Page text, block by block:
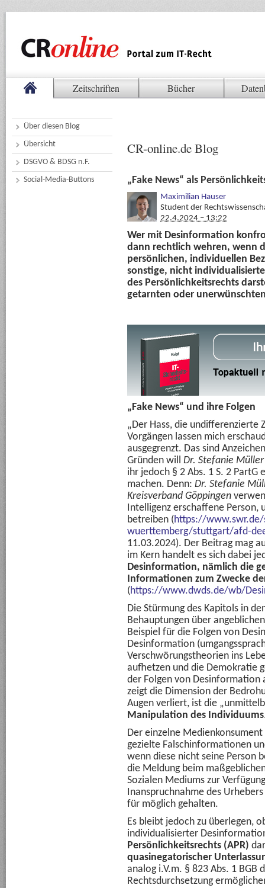
Zeitschriften Bücher
Über diesen Blog
Übersicht
DSGVO & BDSG n.F.
Social-Media-Buttons
CR-online.de Blog
„Fake News“ als
Maximilian Hauser
Student der
22.4.2024 – 13:22
Wer mit Desinformation
dann rechtlich wehren, wenn
persönlichen, individuellen
sonstige, nicht
des Persönlichkeitsrechts
getarnten oder
„Fake News“ und ihre Folgen
„Der Hass, die undifferenzierte
Vorgängen lassen mich
ausgegrenzt. Das sind
Gründen will Dr. Stefanie Müller
ihr jedoch § 2 Abs. 1 S. 2 PartG
machen. Denn: Dr. Stefanie
Kreisverband Göppingen
Intelligenz erschaffene Person,
betreiben (https://
wuerttemberg/stuttgart/afd-
11.03.2024). Der Beitrag mag
im Kern handelt es sich dabei
Desinformation, nämlich die
Informationen zum Zwecke
(https://www.dwds.de/wb/
Die Stürmung des Kapitols in
Behauptungen über
Beispiel für die Folgen von
Desinformation
Verschwörungstheorien ins
aufhetzen und die Demokratie
der Folgen von Desinformation
zeigt die Dimension der
Augen verliert, ist die
Manipulation des Individuums
Der einzelne
gezielte Falschinformationen
wenn diese nicht seine Person
die Meldung beim
Sozialen Mediums zur
Inanspruchnahme des
für möglich gehalten.
Es bleibt jedoch zu überlegen,
individualisierter
Persönlichkeitsrechts (APR)
quasinegatorischer
analog i.V.m. § 823 Abs. 1 BGB
Rechtsdurchsetzung